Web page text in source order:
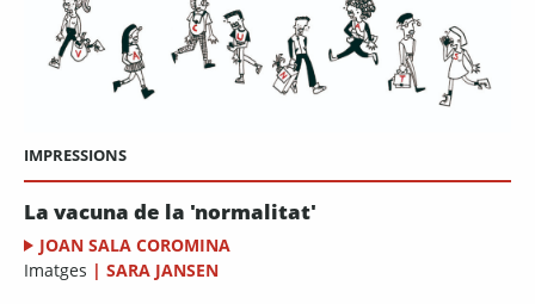
IMPRESSIONS
La vacuna de la 'normalitat'
JOAN SALA COROMINA
Imatges | SARA JANSEN